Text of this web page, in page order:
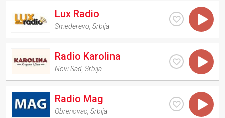
Lux Radio
Smederevo ,Srbija
Radio Karolina
Novi Sad ,Srbija
Radio Mag
Obrenovac ,Srbija